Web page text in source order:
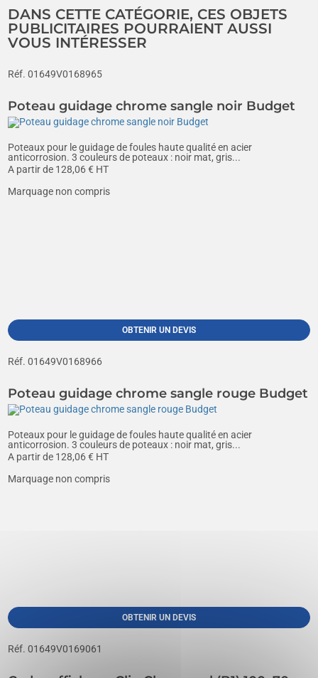
DANS CETTE CATÉGORIE, CES OBJETS
PUBLICITAIRES POURRAIENT AUSSI
VOUS INTÉRESSER
Réf. 01649V0168965
Poteau guidage chrome sangle noir Budget
Poteaux pour le guidage de foules haute qualité en acier
anticorrosion. 3 couleurs de poteaux : noir mat, gris...
A partir de 128,06€ HT
Marquage non compris
OBTENIR UN DEVIS
Réf. 01649V0168966
Poteau guidage chrome sangle rouge Budget
Poteaux pour le guidage de foules haute qualité en acier
anticorrosion. 3 couleurs de poteaux : noir mat, gris...
A partir de 128,06€ HT
Marquage non compris
OBTENIR UN DEVIS
Réf. 01649V0169061